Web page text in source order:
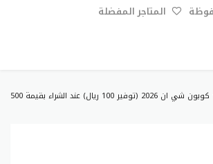
المتاجر المفضلة
كوبون شي ان 2026 (توفير 100 ريال) عند الشراء بقيمة 500